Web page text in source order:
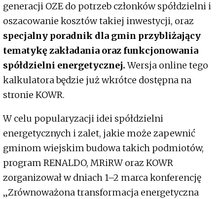
generacji OZE do potrzeb członków spółdzielni i
oszacowanie kosztów takiej inwestycji, oraz
specjalny poradnik dla gmin przybliżający
tematykę zakładania oraz funkcjonowania
spółdzielni energetycznej.Wersja online tego
kalkulatora będzie już wkrótce dostępna na
stronie KOWR.
W celu popularyzacji idei spółdzielni
energetycznych i zalet, jakie może zapewnić
gminom wiejskim budowa takich podmiotów,
program RENALDO, MRiRW oraz KOWR
zorganizował w dniach 1–2 marca konferencję
„Zrównoważona transformacja energetyczna